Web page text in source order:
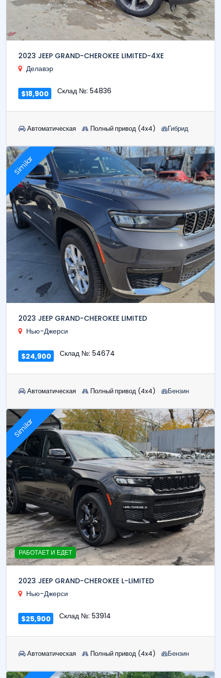
2023 JEEP GRAND-CHEROKEE LIMITED-4XE
Делавэр
$18,900 Склад №: 54836
Автоматическая Полный привод (4x4) Гибрид
Similar
2023 JEEP GRAND-CHEROKEE LIMITED
Нью-Джерси
$24,900 Склад №: 54674
Автоматическая Полный привод (4x4) Бензин
Similar
РАБОТАЕТ И ЕДЕТ
2023 JEEP GRAND-CHEROKEE L-LIMITED
Нью-Джерси
$25,900 Склад №: 53914
Автоматическая Полный привод (4x4) Бензин